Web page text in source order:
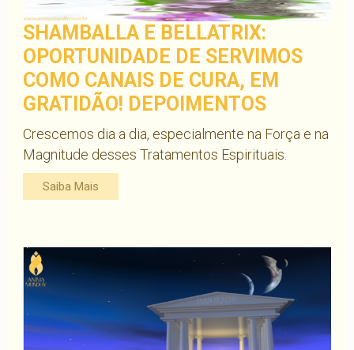
SHAMBALLA E BELLATRIX:
OPORTUNIDADE DE SERVIMOS
COMO CANAIS DE CURA, EM
GRATIDÃO! DEPOIMENTOS
Crescemos dia a dia, especialmente na Força e na
Magnitude desses Tratamentos Espirituais.
Saiba Mais